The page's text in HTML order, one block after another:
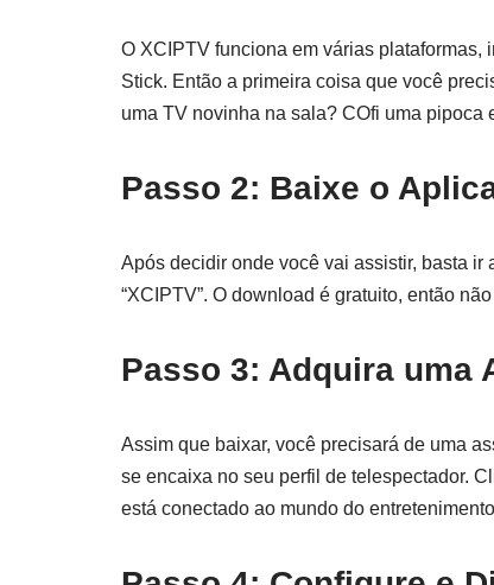
O XCIPTV funciona em várias
Stick. Então a primeira coisa que você
uma TV novinha na sala? COfi uma pipoca
Passo 2: Baixe o
Após decidir onde você vai assistir, basta
“XCIPTV”. O download é gratuito, então
Passo 3: Adquira uma
Assim que baixar, você precisará de uma
se encaixa no seu perfil de telespectador.
está conectado ao mundo do